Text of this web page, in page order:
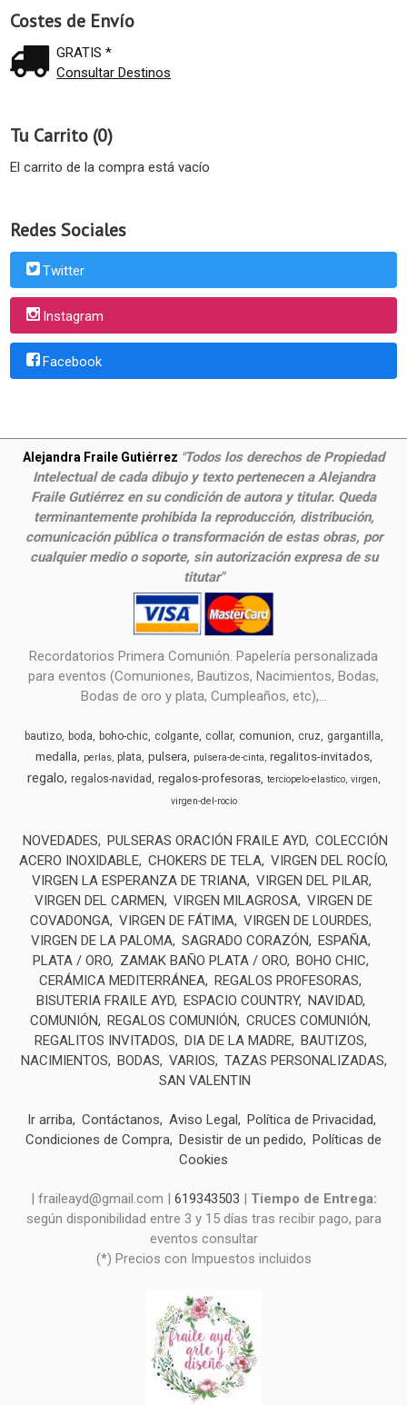
Costes de Envío
GRATIS *
Consultar Destinos
Tu Carrito (0)
El carrito de la compra está vacío
Redes Sociales
Twitter
Instagram
Facebook
Alejandra Fraile Gutiérrez "Todos los derechos de Propiedad
Intelectual de cada dibujo y texto pertenecen a Alejandra
Fraile Gutiérrez en su condición de autora y titular. Queda
terminantemente prohibida la reproducción, distribución,
comunicación pública o transformación de estas obras, por
cualquier medio o soporte, sin autorización expresa de su
titutar"
Recordatorios Primera Comunión. Papelería personalizada
para eventos (Comuniones, Bautizos, Nacimientos, Bodas,
Bodas de oro y plata, Cumpleaños, etc),...
bautizo boda boho-chic colgante collar comunion cruz gargantilla
medalla perlas plata pulsera pulsera-de-cinta regalitos-invitados
regalo regalos-navidad regalos-profesoras terciopelo-elastico virgen
virgen-del-rocio
NOVEDADES PULSERAS ORACIÓN FRAILE AYD COLECCIÓN
ACERO INOXIDABLE CHOKERS DE TELA VIRGEN DEL ROCÍO
VIRGEN LA ESPERANZA DE TRIANA VIRGEN DEL PILAR
VIRGEN DEL CARMEN
VIRGEN MILAGROSA VIRGEN DE
COVADONGA VIRGEN DE FÁTIMA VIRGEN DE LOURDES
VIRGEN DE LA PALOMA SAGRADO CORAZÓN
ESPAÑA
PLATA / ORO
ZAMAK BAÑO PLATA / ORO BOHO CHIC
CERÁMICA MEDITERRÁNEA REGALOS PROFESORAS
BISUTERIA FRAILE AYD ESPACIO COUNTRY NAVIDAD
COMUNIÓN
REGALOS COMUNIÓN
CRUCES COMUNIÓN
REGALITOS INVITADOS
DIA DE LA MADRE BAUTIZOS
NACIMIENTOS
BODAS VARIOS
TAZAS PERSONALIZADAS
SAN VALENTIN
Ir arriba Contáctanos Aviso Legal
Política de Privacidad
Condiciones de Compra Desistir de un pedido
Políticas de
Cookies
| fraileayd@gmail.com | 619343503 | Tiempo de Entrega:
según disponibilidad entre 3 y 15 días tras recibir pago, para
eventos consultar
(*) Precios con Impuestos incluidos